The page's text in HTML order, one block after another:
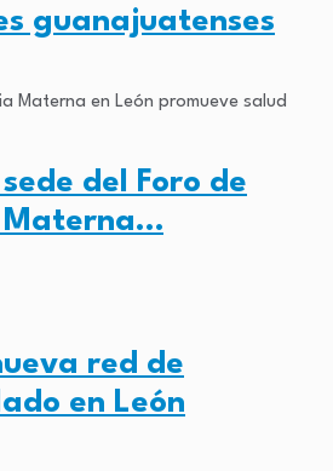
guanajuatenses
del Foro de
Materna…
red de
en León